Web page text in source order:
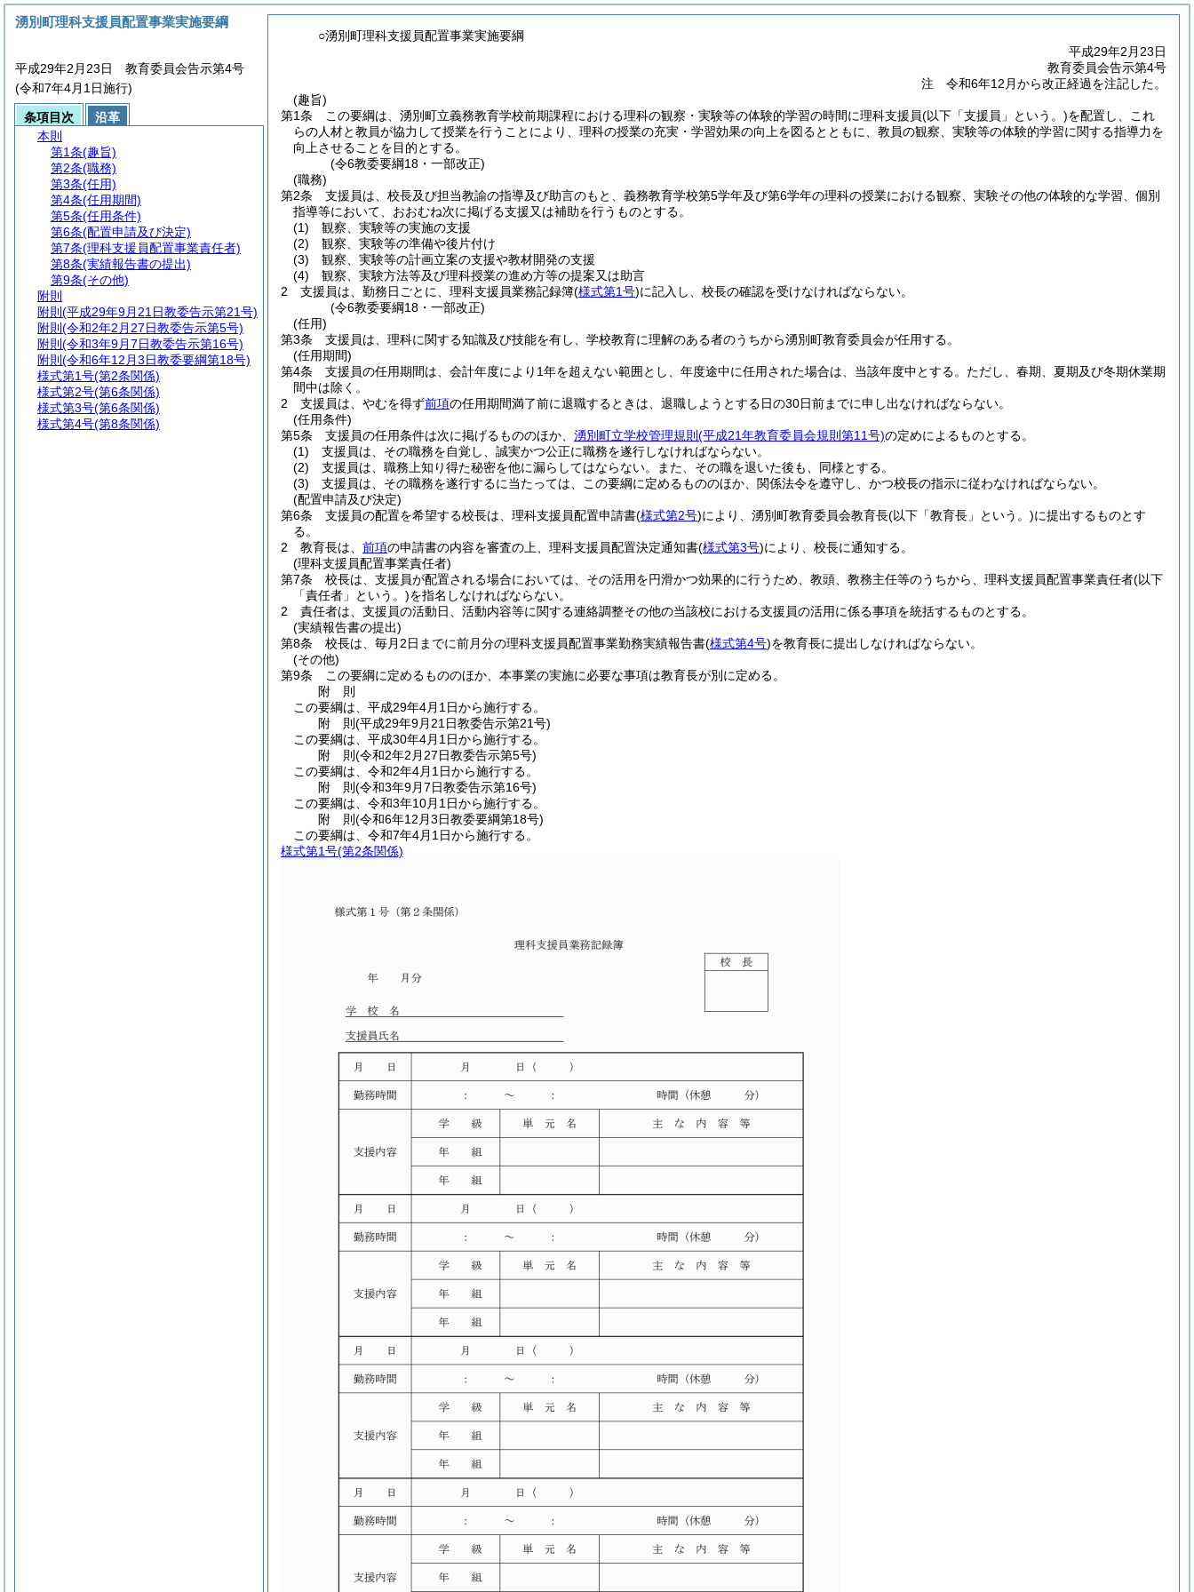
○湧別町理科支援員配置事業実施要綱
平成29年2月23日
教育委員会告示第4号
注 令和6年12月から改正経過を注記した。
(趣旨)
第1条
この要綱は、湧別町立義務教育学校前期課程における理科の観察・実験等の体験的学習の時間に理科支援員(以下「支援員」という。)を配置し、これ
らの人材と教員が協力して授業を行うことにより、理科の授業の充実・学習効果の向上を図るとともに、教員の観察、実験等の体験的学習に関する指導力を
向上させることを目的とする。
(令6教委要綱18・一部改正)
(職務)
第2条
支援員は、校長及び担当教諭の指導及び助言のもと、義務教育学校第5学年及び第6学年の理科の授業における観察、実験その他の体験的な学習、個別
指導等において、おおむね次に掲げる支援又は補助を行うものとする。
(1)
観察、実験等の実施の支援
(2)
観察、実験等の準備や後片付け
(3)
観察、実験等の計画立案の支援や教材開発の支援
(4)
観察、実験方法等及び理科授業の進め方等の提案又は助言
2
支援員は、勤務日ごとに、理科支援員業務記録簿(様式第1号)に記入し、校長の確認を受けなければならない。
(令6教委要綱18・一部改正)
(任用)
第3条
支援員は、理科に関する知識及び技能を有し、学校教育に理解のある者のうちから湧別町教育委員会が任用する。
(任用期間)
第4条
支援員の任用期間は、会計年度により1年を超えない範囲とし、年度途中に任用された場合は、当該年度中とする。 ただし、春期、夏期及び冬期休業期
間中は除く。
2
支援員は、やむを得ず前項の任用期間満了前に退職するときは、退職しようとする日の30日前までに申し出なければならない。
(任用条件)
第5条
支援員の任用条件は次に掲げるもののほか、 湧別町立学校管理規則 (平成21年教育委員会規則第11号)の定めによるものとする。
(1)
支援員は、その職務を自覚し、誠実かつ公正に職務を遂行しなければならない。
(2)
支援員は、職務上知り得た秘密を他に漏らしてはならない。
また、その職を退いた後も、同様とする。
(3)
支援員は、その職務を遂行するに当たっては、この要綱に定めるもののほか、関係法令を遵守し、かつ校長の指示に従わなければならない。
(配置申請及び決定)
第6条
支援員の配置を希望する校長は、理科支援員配置申請書(様式第2号)により、湧別町教育委員会教育長(以下「教育長」という。)に提出するものとす
る。
2
教育長は、 前項の申請書の内容を審査の上、理科支援員配置決定通知書(様式第3号)により、校長に通知する。
(理科支援員配置事業責任者)
第7条
校長は、支援員が配置される場合においては、その活用を円滑かつ効果的に行うため、教頭、教務主任等のうちから、理科支援員配置事業責任者(以下
「責任者」という。)を指名しなければならない。
2
責任者は、支援員の活動日、活動内容等に関する連絡調整その他の当該校における支援員の活用に係る事項を統括するものとする。
(実績報告書の提出)
第8条
校長は、毎月2日までに前月分の理科支援員配置事業勤務実績報告書(様式第4号)を教育長に提出しなければならない。
(その他)
第9条
この要綱に定めるもののほか、本事業の実施に必要な事項は教育長が別に定める。
附 則
この要綱は、平成29年4月1日から施行する。
附 則(平成29年9月21日教委告示第21号)
この要綱は、平成30年4月1日から施行する。
附 則(令和2年2月27日教委告示第5号)
この要綱は、令和2年4月1日から施行する。
附 則(令和3年9月7日教委告示第16号)
この要綱は、令和3年10月1日から施行する。
附 則(令和6年12月3日教委要綱第18号)
この要綱は、令和7年4月1日から施行する。
様式第1号(第2条関係)
湧別町理科支援員配置事業実施要綱
平成29年2月23日 教育委員会告示第4号
(令和7年4月1日施行)
条項目次
沿革
本則
第1条(趣旨)
第2条(職務)
第3条(任用)
第4条(任用期間)
第5条(任用条件)
第6条(配置申請及び決定)
第7条(理科支援員配置事業責任者)
第8条(実績報告書の提出)
第9条(その他)
附則
附則 (平成29年9月21日教委告示第21号)
附則 (令和2年2月27日教委告示第5号)
附則 (令和3年9月7日教委告示第16号)
附則 (令和6年12月3日教委要綱第18号)
様式第1号(第2条関係)
様式第2号(第6条関係)
様式第3号(第6条関係)
様式第4号(第8条関係)